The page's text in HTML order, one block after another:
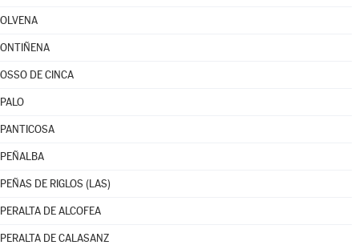
OLVENA
ONTIÑENA
OSSO DE CINCA
PALO
PANTICOSA
PEÑALBA
PEÑAS DE RIGLOS (LAS)
PERALTA DE ALCOFEA
PERALTA DE CALASANZ